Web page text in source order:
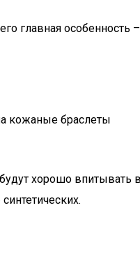
главная
кожаные браслеты
хорошо